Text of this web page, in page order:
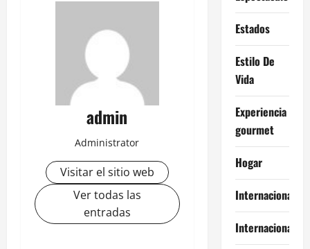
admin
Administrator
Visitar el sitio web
Ver todas las
entradas
Estados
Estilo De
Vida
Experiencia
gourmet
Hogar
Internacional
Internacionales